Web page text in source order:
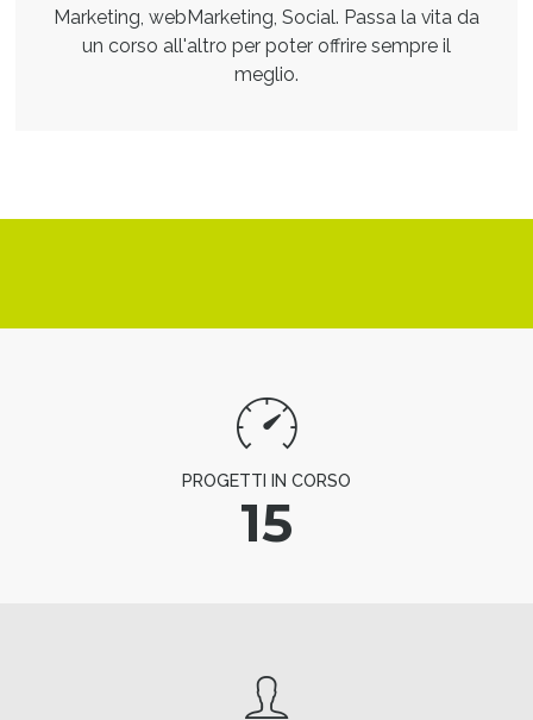
Marketing, webMarketing, Social. Passa la vita da
un corso all'altro per poter offrire sempre il
meglio.
PROGETTI IN CORSO
15